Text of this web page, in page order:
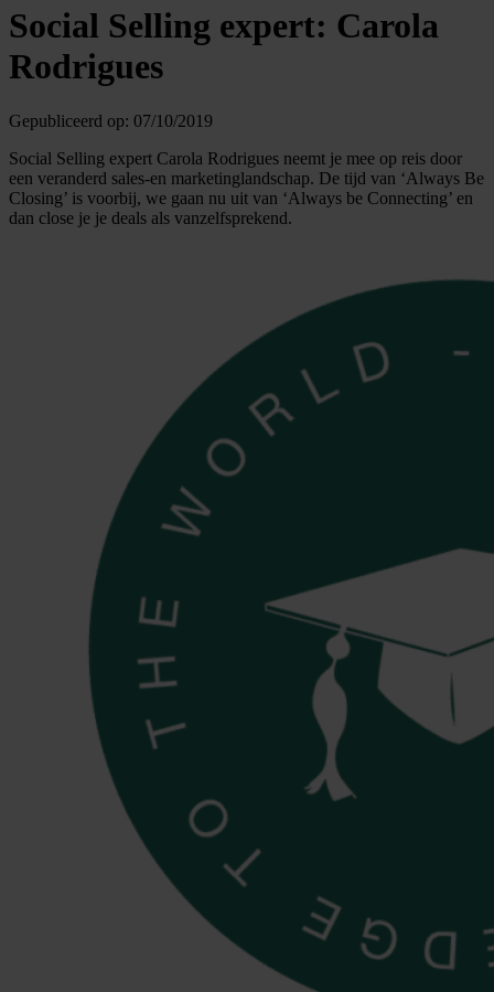
Social Selling expert: Carola
Rodrigues
Gepubliceerd op: 07/10/2019
Social Selling expert Carola Rodrigues neemt je mee op reis door
een veranderd sales-en marketinglandschap. De tijd van ‘Always Be
Closing’ is voorbij, we gaan nu uit van ‘Always be Connecting’ en
dan close je je deals als vanzelfsprekend.